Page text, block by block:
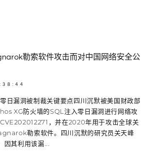
勒索软件攻击而对中国网络安全公
日漏洞被制裁关键要点四川沉默被美国财政部
XG防火墙的SQL注入零日漏洞进行网络攻
，并在2020年用于攻击全球关
勒索软件。四川沉默的研究员关天峰
其利用该漏...